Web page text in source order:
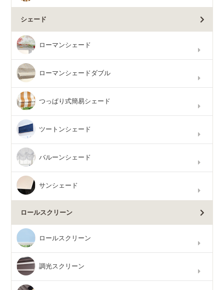
シェード
ローマンシェード
ローマンシェードダブル
つっぱり式簡易シェード
ツートンシェード
バルーンシェード
サンシェード
ロールスクリーン
ロールスクリーン
調光スクリーン